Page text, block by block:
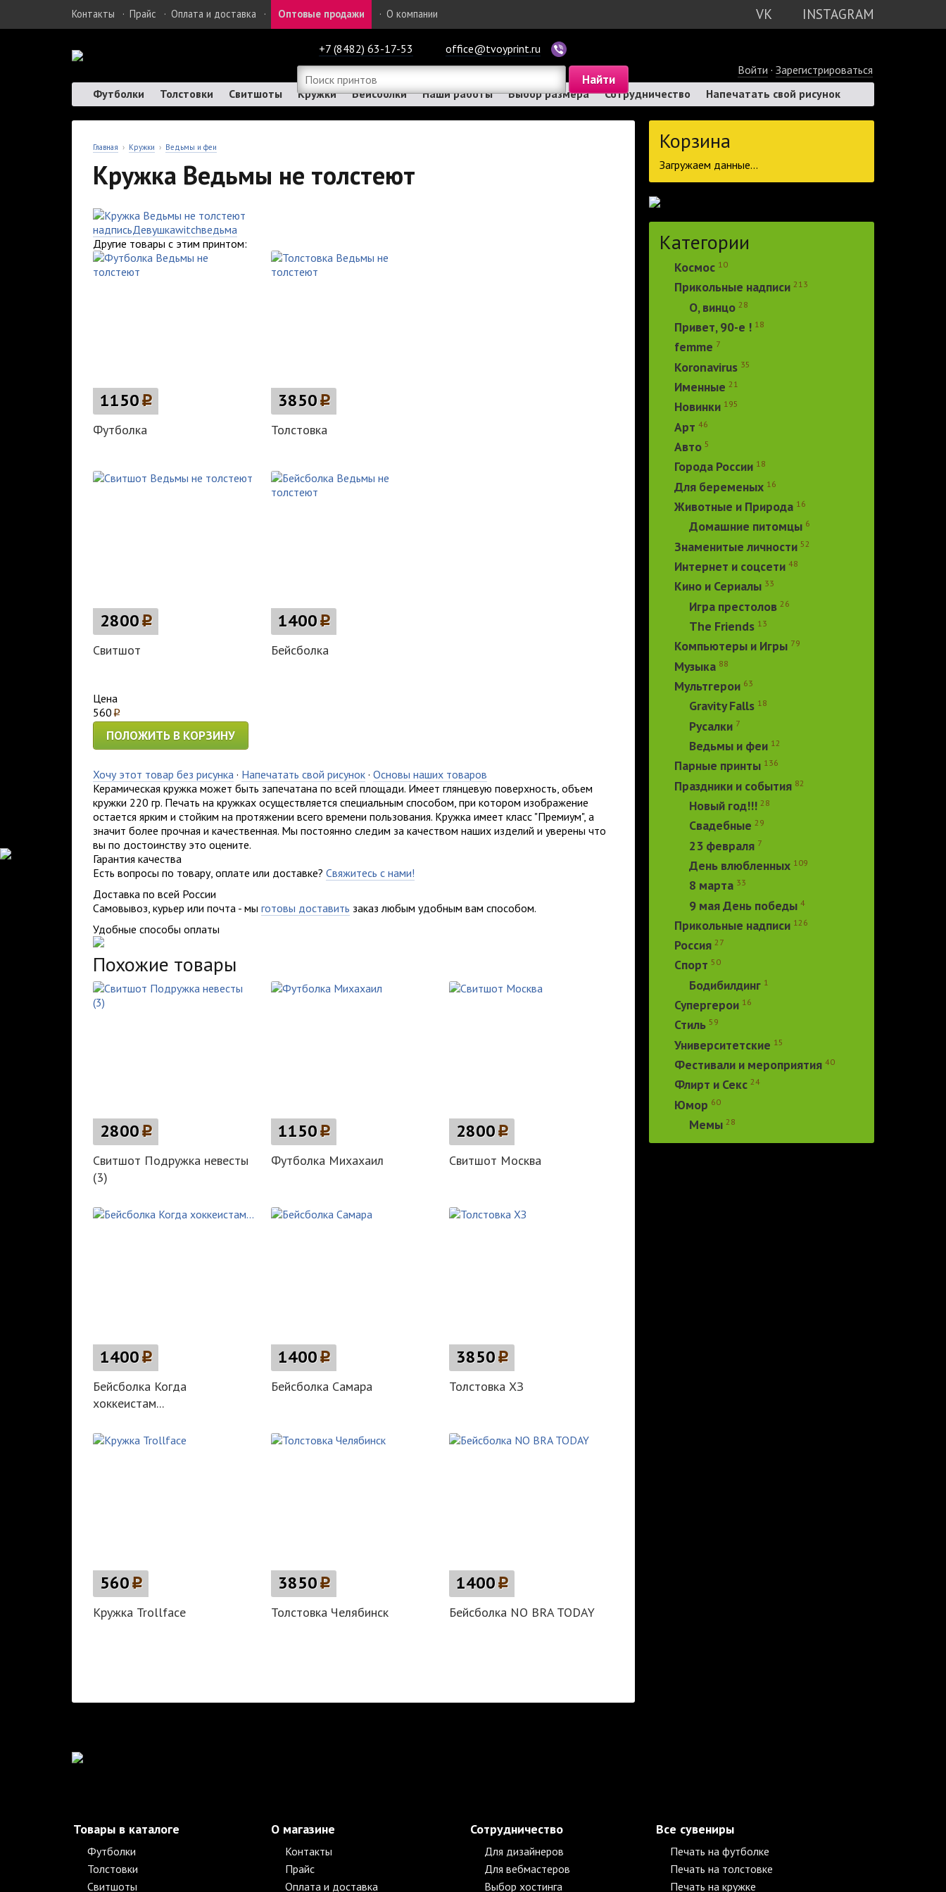
VK INSTAGRAM
Контакты · Прайс · Оплата и доставка · Оптовые продажи · О компании
+7 (8482) 63-17-53
office@tvoyprint.ru
Войти · Зарегистрироваться
Футболки
Толстовки Свитшоты Кружки Бейсболки Наши работы Выбор размера Сотрудничество Напечатать свой рисунок
Главная › Кружки › Ведьмы и феи
Кружка Ведьмы не толстеют
надписьДевушкаwitchведьма
Другие товары с этим принтом:
1150p
Футболка
3850p
Толстовка
2800p
Свитшот
1400p
Бейсболка
Цена
560p
ПОЛОЖИТЬ В КОРЗИНУ
Хочу этот товар без рисунка · Напечатать свой рисунок · Основы наших товаров
Керамическая кружка может быть запечатана по всей площади. Имеет глянцевую поверхность, объем
кружки 220 гр. Печать на кружках осуществляется специальным способом, при котором изображение
остается ярким и стойким на протяжении всего времени пользования. Кружка имеет класс "Премиум", а
значит более прочная и качественная. Мы постоянно следим за качеством наших изделий и уверены что
вы по достоинству это оцените.
Гарантия качества
Есть вопросы по товару, оплате или доставке? Свяжитесь с нами!
Доставка по всей России
Самовывоз, курьер или почта - мы готовы доставить заказ любым удобным вам способом.
Удобные способы оплаты
Похожие товары
2800p
Свитшот Подружка невесты
(3)
1150p
Футболка Михахаил
2800p
Свитшот Москва
1400p
Бейсболка Когда
хоккеистам...
1400p
Бейсболка Самара
3850p
Толстовка ХЗ
560p
Кружка Trollface
3850p
Толстовка Челябинск
1400p
Бейсболка NO BRA TODAY
Корзина
Загружаем данные...
Категории
Космос 10
Прикольные надписи 213
О, винцо 28
Привет, 90-е ! 18
femme 7
Koronavirus 35
Именные 21
Новинки 195
Арт 46
Авто 5
Города России 18
Для беременых 16
Животные и Природа 16
Домашние питомцы 6
Знаменитые личности 52
Интернет и соцсети 48
Кино и Сериалы 33
Игра престолов 26
The Friends 13
Компьютеры и Игры 79
Музыка 88
Мультгерои 63
Gravity Falls 18
Русалки 7
Ведьмы и феи 12
Парные принты 136
Праздники и события 82
Новый год!!! 28
Свадебные 29
23 февраля 7
День влюбленных 109
8 марта 33
9 мая День победы 4
Прикольные надписи 126
Россия 27
Спорт 50
Бодибилдинг 1
Супергерои 16
Стиль 59
Университетские 15
Фестивали и мероприятия 40
Флирт и Секс 24
Юмор 60
Мемы 28
Товары в каталоге
Футболки
Толстовки
Свитшоты
О магазине
Контакты
Прайс
Оплата и доставка
Сотрудничество
Для дизайнеров
Для вебмастеров
Выбор хостинга
Все сувениры
Печать на футболке
Печать на толстовке
Печать на кружке